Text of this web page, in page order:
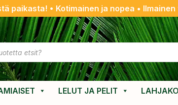
paikasta! • Kotimainen ja nopea •
LELUT JA PELIT